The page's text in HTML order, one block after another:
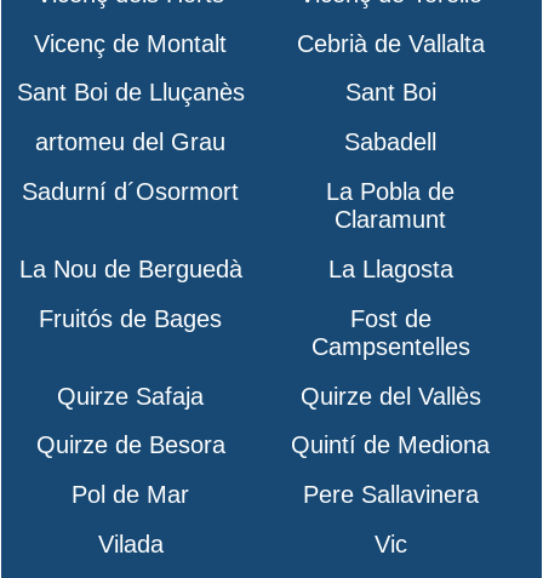
Vicenç de Montalt
Cebrià de Vallalta
Sant Boi de Lluçanès
Sant Boi
artomeu del Grau
Sabadell
Sadurní d´Osormort
La Pobla de
Claramunt
La Nou de Berguedà
La Llagosta
Fruitós de Bages
Fost de
Campsentelles
Quirze Safaja
Quirze del Vallès
Quirze de Besora
Quintí de Mediona
Pol de Mar
Pere Sallavinera
Vilada
Vic